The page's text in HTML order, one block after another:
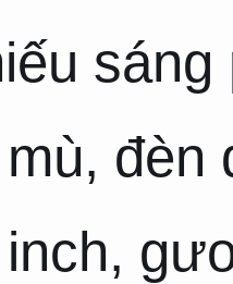
đèn